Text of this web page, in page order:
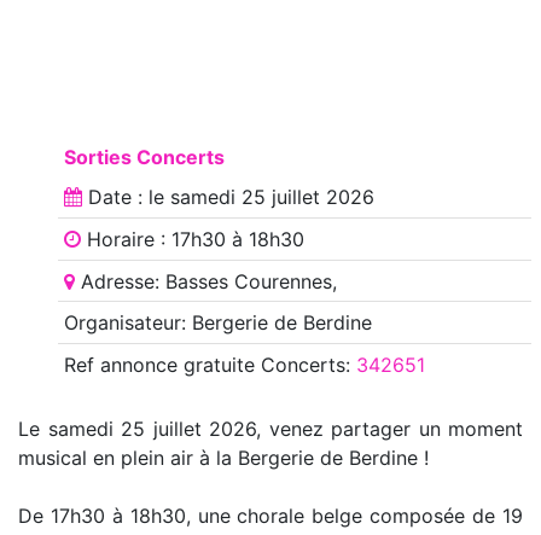
Sorties Concerts
Date : le samedi 25 juillet 2026
Horaire : 17h30 à 18h30
Adresse: Basses Courennes,
Organisateur: Bergerie de Berdine
Ref annoncegratuite Concerts: 342651
Le samedi 25 juillet 2026, venez partager un moment
musical en plein air à la Bergerie de Berdine !
De 17h30 à 18h30, une chorale belge composée de 19